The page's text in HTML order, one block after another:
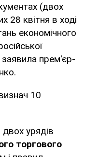
(двох
28 квітня в ході
економічного
заявила прем'єр-
10
двох урядів
торгового